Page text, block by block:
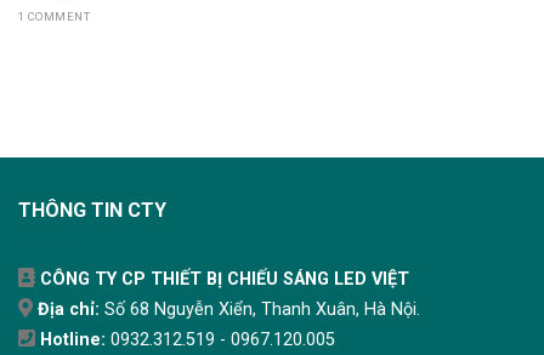
1 COMMENT
THÔNG TIN CTY
CÔNG TY CP THIẾT BỊ CHIẾU SÁNG LED VIỆT
Địa chỉ: Số 68 Nguyễn Xiển, Thanh Xuân, Hà Nội.
Hotline: 0932.312.519 - 0967.120.005